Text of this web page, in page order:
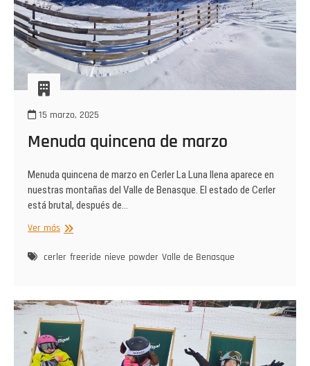
15 marzo, 2025
Menuda quincena de marzo
Menuda quincena de marzo en Cerler La Luna llena aparece en
nuestras montañas del Valle de Benasque. El estado de Cerler
está brutal, después de…
Ver másMenuda
de
cerler freeride nieve powder Valle de Benasque